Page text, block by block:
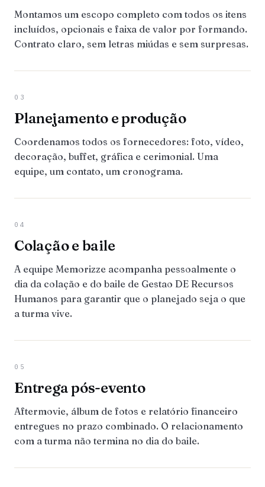
Montamos um escopo completo com todos os itens
incluídos, opcionais e faixa de valor por formando.
Contrato claro, sem letras miúdas e sem surpresas.
03
Planejamento e produção
Coordenamos todos os fornecedores: foto, vídeo,
decoração, buffet, gráfica e cerimonial. Uma
equipe, um contato, um cronograma.
04
Colação e baile
A equipe Memorizze acompanha pessoalmente o
dia da colação e do baile de Gestao DE Recursos
Humanos para garantir que o planejado seja o que
a turma vive.
05
Entrega pós-evento
Aftermovie, álbum de fotos e relatório financeiro
entregues no prazo combinado. O relacionamento
com a turma não termina no dia do baile.